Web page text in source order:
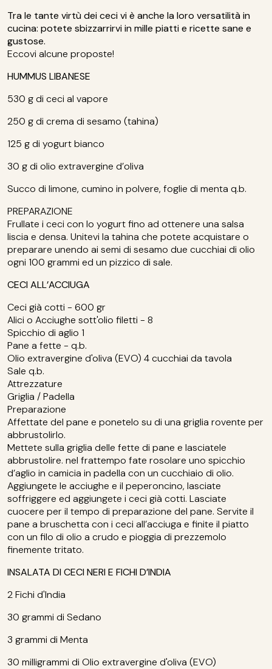
Tra le tante virtù dei ceci vi è anche la loro versatilità in
cucina: potete sbizzarrirvi in mille piatti e ricette sane e
gustose.
Eccovi alcune proposte!
HUMMUS LIBANESE
530 g di ceci al vapore
250 g di crema di sesamo (tahina)
125 g di yogurt bianco
30 g di olio extravergine d’oliva
Succo di limone, cumino in polvere, foglie di menta q.b.
PREPARAZIONE
Frullate i ceci con lo yogurt fino ad ottenere una salsa
liscia e densa. Unitevi la tahina che potete acquistare o
preparare unendo ai semi di sesamo due cucchiai di olio
ogni 100 grammi ed un pizzico di sale.
CECI ALL’ACCIUGA
Ceci già cotti - 600 gr
Alici o Acciughe sott'olio filetti - 8
Spicchio di aglio 1
Pane a fette - q.b.
Olio extravergine d'oliva (EVO) 4 cucchiai da tavola
Sale q.b.
Attrezzature
Griglia / Padella
Preparazione
Affettate del pane e ponetelo su di una griglia rovente per
abbrustolirlo.
Mettete sulla griglia delle fette di pane e lasciatele
abbrustolire. nel frattempo fate rosolare uno spicchio
d’aglio in camicia in padella con un cucchiaio di olio.
Aggiungete le acciughe e il peperoncino, lasciate
soffriggere ed aggiungete i ceci già cotti. Lasciate
cuocere per il tempo di preparazione del pane. Servite il
pane a bruschetta con i ceci all’acciuga e finite il piatto
con un filo di olio a crudo e pioggia di prezzemolo
finemente tritato.
INSALATA DI CECI NERI E FICHI D’INDIA
2 Fichi d'India
30 grammi di Sedano
3 grammi di Menta
30 milligrammi di Olio extravergine d'oliva (EVO)